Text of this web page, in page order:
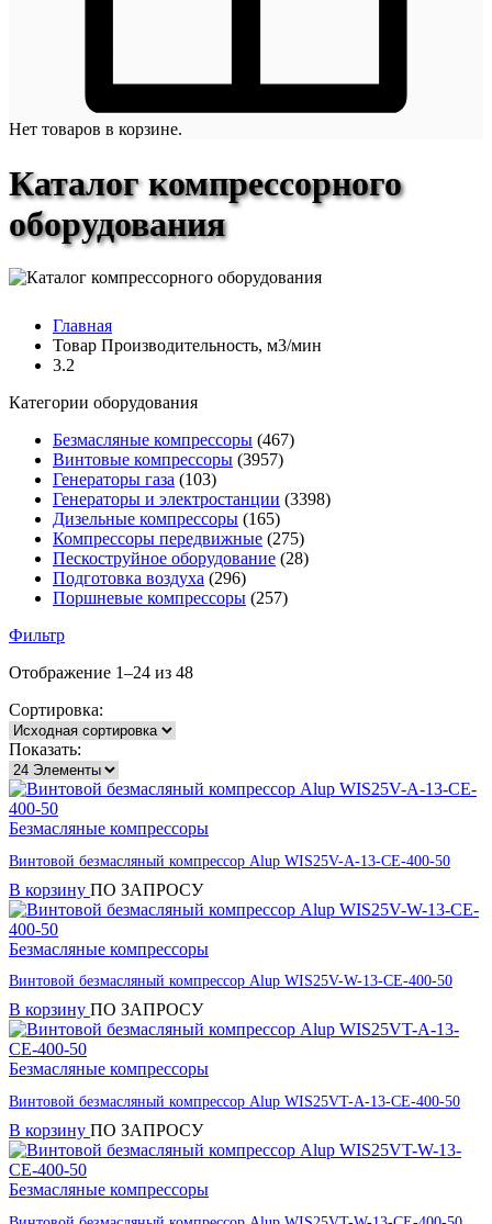
Нет товаров в корзине.
Каталог компрессорного
оборудования
Главная
Товар Производительность, м3/мин
3.2
Категории оборудования
Безмасляные компрессоры (467)
Винтовые компрессоры (3957)
Генераторы газа (103)
Генераторы и электростанции (3398)
Дизельные компрессоры (165)
Компрессоры передвижные (275)
Пескоструйное оборудование (28)
Подготовка воздуха (296)
Поршневые компрессоры (257)
Фильтр
Отображение 1–24 из 48
Сортировка:
Показать:
Безмасляные компрессоры
Винтовой безмасляный компрессор Alup WIS25V-A-13-CE-400-50
В корзину ПО ЗАПРОСУ
Безмасляные компрессоры
Винтовой безмасляный компрессор Alup WIS25V-W-13-CE-400-50
В корзину ПО ЗАПРОСУ
Безмасляные компрессоры
Винтовой безмасляный компрессор Alup WIS25VT-A-13-CE-400-50
В корзину ПО ЗАПРОСУ
Безмасляные компрессоры